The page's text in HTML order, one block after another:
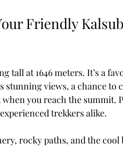
Friendly
tall at 1646 meters. It’s a
stunning views, a chance to
you reach the summit.
trekkers alike.
rocky paths, and the cool